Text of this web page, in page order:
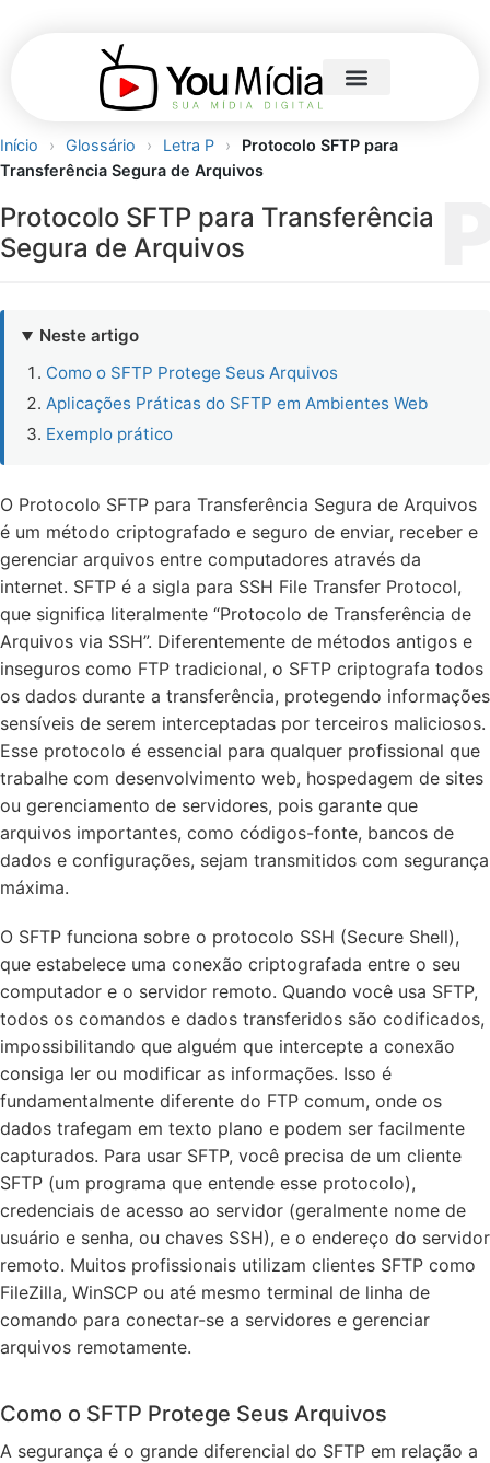
Início › Glossário › Letra P ›
Protocolo SFTP para
Transferência Segura de Arquivos
Protocolo SFTP para Transferência
Segura de Arquivos
Neste artigo
Como o SFTP Protege Seus Arquivos
Aplicações Práticas do SFTP em Ambientes Web
Exemplo prático
O Protocolo SFTP para Transferência Segura de Arquivos
é um método criptografado e seguro de enviar, receber e
gerenciar arquivos entre computadores através da
internet. SFTP é a sigla para SSH File Transfer Protocol,
que significa literalmente “Protocolo de Transferência de
Arquivos via SSH”. Diferentemente de métodos antigos e
inseguros como FTP tradicional, o SFTP criptografa todos
os dados durante a transferência, protegendo informações
sensíveis de serem interceptadas por terceiros maliciosos.
Esse protocolo é essencial para qualquer profissional que
trabalhe com desenvolvimento web, hospedagem de sites
ou gerenciamento de servidores, pois garante que
arquivos importantes, como códigos-fonte, bancos de
dados e configurações, sejam transmitidos com segurança
máxima.
O SFTP funciona sobre o protocolo SSH (Secure Shell),
que estabelece uma conexão criptografada entre o seu
computador e o servidor remoto. Quando você usa SFTP,
todos os comandos e dados transferidos são codificados,
impossibilitando que alguém que intercepte a conexão
consiga ler ou modificar as informações. Isso é
fundamentalmente diferente do FTP comum, onde os
dados trafegam em texto plano e podem ser facilmente
capturados. Para usar SFTP, você precisa de um cliente
SFTP (um programa que entende esse protocolo),
credenciais de acesso ao servidor (geralmente nome de
usuário e senha, ou chaves SSH), e o endereço do servidor
remoto. Muitos profissionais utilizam clientes SFTP como
FileZilla, WinSCP ou até mesmo terminal de linha de
comando para conectar-se a servidores e gerenciar
arquivos remotamente.
Como o SFTP Protege Seus Arquivos
A segurança é o grande diferencial do SFTP em relação a